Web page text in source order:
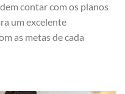
contar com os planos
um excelente
as metas de cada